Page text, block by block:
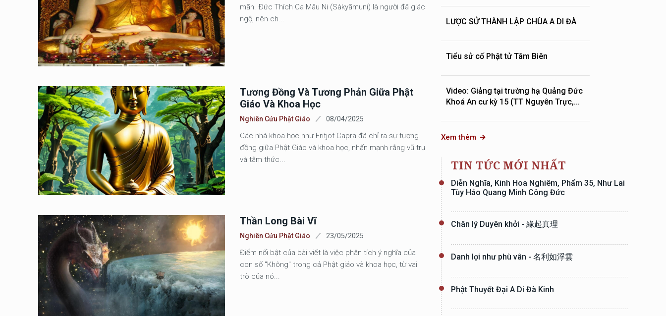
mãn. Ðức Thích Ca Mâu Ni (Sàkyãmuni) là người đã giác
ngộ, nên ch...
Tương Đồng Và Tương Phản Giữa Phật
Giáo Và Khoa Học
Nghiên Cứu Phật Giáo 08/04/2025
Các nhà khoa học như Fritjof Capra đã chỉ ra sự tương
đồng giữa Phật Giáo và khoa học, nhấn mạnh rằng vũ trụ
và tâm thức...
Thần Long Bài Vĩ
Nghiên Cứu Phật Giáo 23/05/2025
Điểm nổi bật của bài viết là việc phân tích ý nghĩa của
con số "Không" trong cả Phật giáo và khoa học, từ vai
trò của nó...
LƯỢC SỬ THÀNH LẬP CHÙA A DI ĐÀ
Tiểu sử cố Phật tử Tâm Biên
Video: Giảng tại trường hạ Quảng Đức
Khoá An cư kỳ 15 (TT Nguyên Trực,...
Xem thêm
TIN TỨC MỚI NHẤT
Diễn Nghĩa, Kinh Hoa Nghiêm, Phẩm 35, Như Lai
Tùy Hảo Quang Minh Công Đức
Chân lý Duyên khởi - 緣起真理
Danh lợi như phù vân - 名利如浮雲
Phật Thuyết Đại A Di Đà Kinh